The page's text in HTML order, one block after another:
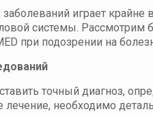
заболеваний играет
системы. Рассмотрим
при подозрении на
точный диагноз,
лечение, необходимо